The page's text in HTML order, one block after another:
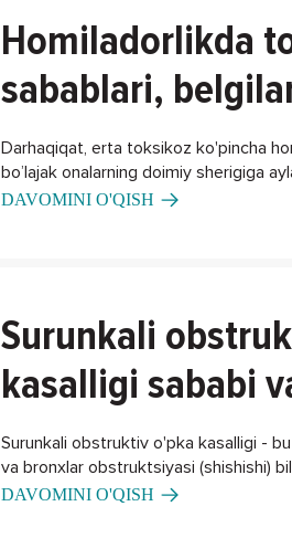
Homiladorlikda
sabablari,
Darhaqiqat, erta toksikoz ko'pincha
bo’lajak onalarning doimiy sherigiga
xalos bo'lishning biron bir usuli bormi?
DAVOMINI O'QISH
Surunkali
kasalligi sababi
Surunkali obstruktiv o'pka kasalligi -
va bronxlar obstruktsiyasi (shishishi)
DAVOMINI O'QISH